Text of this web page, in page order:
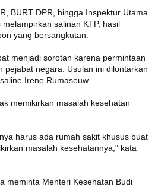
BURT DPR, hingga Inspektur Utama
salinan KTP, hasil
yang bersangkutan.
menjadi sorotan karena permintaan
pejabat negara. Usulan ini dilontarkan
Irene Rumaseuw.
memikirkan masalah kesehatan
harus ada rumah sakit khusus buat
masalah kesehatannya," kata
meminta Menteri Kesehatan Budi